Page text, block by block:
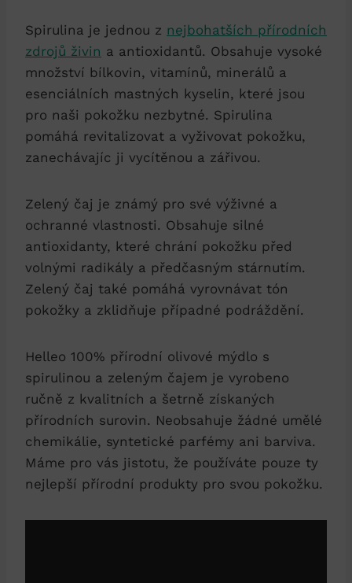
Spirulina je jednou z nejbohatších přírodních
zdrojů živin a antioxidantů. Obsahuje vysoké
množství bílkovin, vitamínů, minerálů a
esenciálních mastných kyselin, které jsou
pro naši pokožku nezbytné. Spirulina
pomáhá revitalizovat a vyživovat pokožku,
zanechávajíc ji vycítěnou a zářivou.
Zelený čaj je známý pro své výživné a
ochranné vlastnosti. Obsahuje silné
antioxidanty, které chrání pokožku před
volnými radikály a předčasným stárnutím.
Zelený čaj také pomáhá vyrovnávat tón
pokožky a zklidňuje případné podráždění.
Helleo 100% přírodní olivové mýdlo s
spirulinou a zeleným čajem je vyrobeno
ručně z kvalitních a šetrně získaných
přírodních surovin. Neobsahuje žádné umělé
chemikálie, syntetické parfémy ani barviva.
Máme pro vás jistotu, že používáte pouze ty
nejlepší přírodní produkty pro svou pokožku.